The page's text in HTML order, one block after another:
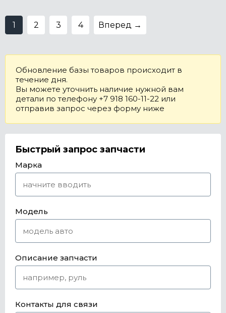
1 2 3 4 Вперед →
Обновление базы товаров происходит в
течение дня.
Вы можете уточнить наличие нужной вам
детали по телефону +7 918 160-11-22 или
отправив запрос через форму ниже
Быстрый запрос запчасти
Марка
Модель
Описание запчасти
Контакты для связи